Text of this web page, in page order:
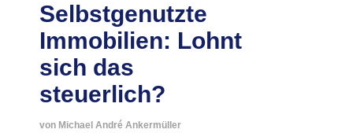
Selbstgenutzte
Immobilien: Lohnt
sich das
steuerlich?
von Michael André Ankermüller